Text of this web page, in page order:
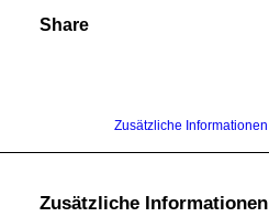
Share
Zusätzliche Informationen
Zusätzliche Informationen